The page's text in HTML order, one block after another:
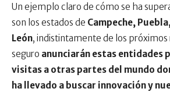
Un ejemplo claro de cómo se ha
son los estados de Campeche,
León, indistintamente de los próximos
seguro anunciarán estas entidades
visitas a otras partes del mundo
ha llevado a buscar innovación y